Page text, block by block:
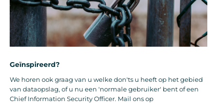
Geïnspireerd?
We horen ook graag van u welke don'ts u heeft op het gebied
van dataopslag, of u nu een 'normale gebruiker' bent of een
Chief Information Security Officer. Mail ons op